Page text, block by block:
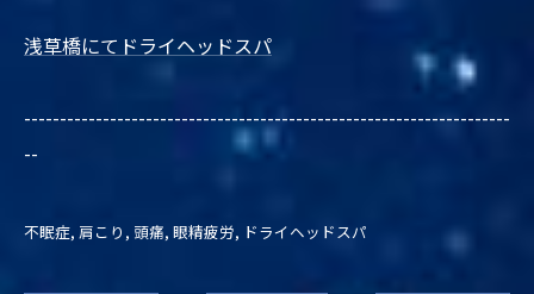
浅草橋にてドライヘッドスパ
--------------------------------------------------------------------
--
不眠症 肩こり 頭痛 眼精疲労 ドライヘッドスパ